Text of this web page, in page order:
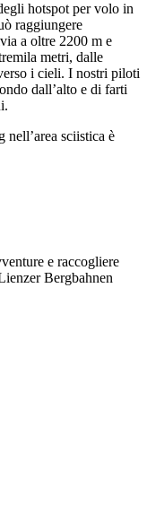
hotspot per volo in
raggiungere
a oltre 2200 m e
metri, dalle
i cieli. I nostri piloti
dall’alto e di farti
sciistica è
e raccogliere
Bergbahnen